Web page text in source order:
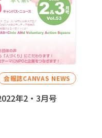
会報誌CANVAS NEWS
年2・3月号